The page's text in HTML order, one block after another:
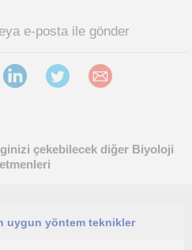
e-posta ile gönder
çekebilecek diğer Biyoloji
uygun yöntem teknikler